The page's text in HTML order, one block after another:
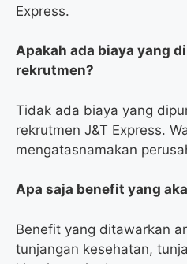
Express.
Apakah ada biaya yang
rekrutmen?
Tidak ada biaya yang
rekrutmen J&T Express.
mengatasnamakan
Apa saja benefit yang
Benefit yang ditawarkan
tunjangan kesehatan,